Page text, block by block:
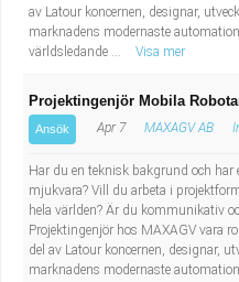
Kock, storhushåll
Bibliotekarie
Administrativ assistent
Lärare i gymnasiet
av Latour koncernen, designar,
marknadens modernaste
världsledande ...
Visa mer
Projektingenjör Mobila
Ansök Apr 7 MAXAGV AB
Har du en teknisk bakgrund och har
mjukvara? Vill du arbeta i
hela världen? Är du kommunikativ
Projektingenjör hos MAXAGV vara
del av Latour koncernen, designar,
marknadens modernaste